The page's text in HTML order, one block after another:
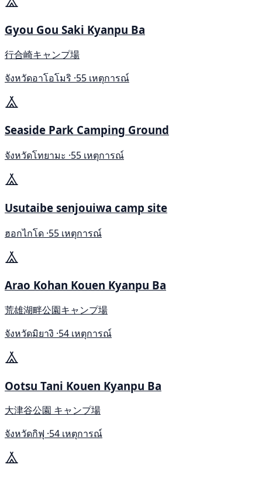
Gyou Gou Saki Kyanpu Ba
行合崎キャンプ場
จังหวัดอาโอโมริ ·55 เหตุการณ์
Seaside Park Camping Ground
จังหวัดโทยามะ ·55 เหตุการณ์
Usutaibe senjouiwa camp site
ฮอกไกโด ·55 เหตุการณ์
Arao Kohan Kouen Kyanpu Ba
荒雄湖畔公園キャンプ場
จังหวัดมิยางิ ·54 เหตุการณ์
Ootsu Tani Kouen Kyanpu Ba
大津谷公園 キャンプ場
จังหวัดกิฟุ ·54 เหตุการณ์